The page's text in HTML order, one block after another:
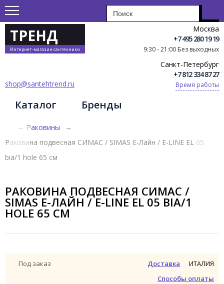
ТРЕНД
Интернет-магазин сантехники
Москва
+7 495 280 19 19
9:30 - 21:00 Без выходных
Санкт-Петербург
+7 812 334 87 27
Время работы
shop@santehtrend.ru
Каталог Бренды
→ Раковины
→
Раковина подвесная СИМАС / SIMAS Е-Лайн / E-LINE EL 05
bia/1 hole 65 см
РАКОВИНА ПОДВЕСНАЯ СИМАС /
SIMAS Е-ЛАЙН / E-LINE EL 05 BIA/1
HOLE 65 СМ
Под заказ
Доставка
Способы оплаты
ИТАЛИЯ